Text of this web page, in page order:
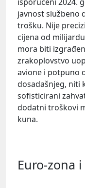
javnost službeno
trošku. Nije
cijena od
mora biti
zrakoplovstvo
avione i potpuno
dosadašnjeg, niti
sofisticirani
dodatni troškovi
kuna.
Euro-zona